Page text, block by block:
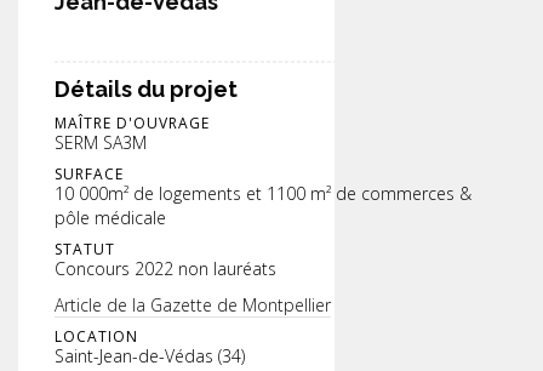
Détails du projet
MAÎTRE D'OUVRAGE
SERM SA3M
SURFACE
10 000m² de logements et 1100 m² de commerces &
pôle médicale
STATUT
Concours 2022 non lauréats
Article de la Gazette de Montpellier
LOCATION
Saint-Jean-de-Védas (34)